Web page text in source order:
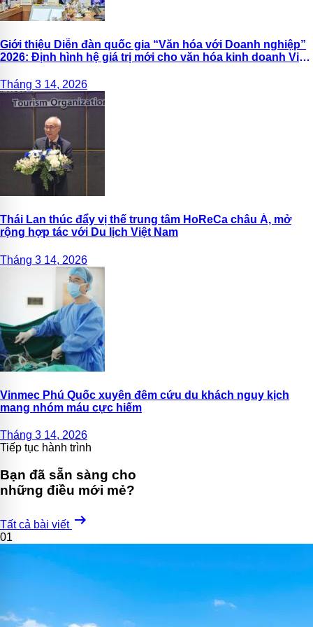
Giới thiệu Diễn đàn quốc gia “Văn hóa với Doanh nghiệp”
2026: Định hình hệ giá trị mới cho văn hóa kinh doanh Việt
Tháng 3 14, 2026
Thái Lan thúc đẩy vị thế trung tâm HoReCa châu Á, mở
rộng hợp tác với Du lịch Việt Nam
Tháng 3 14, 2026
Vinmec Phú Quốc xuyên đêm cứu du khách nguy kịch
mang nhóm máu cực hiếm
Tháng 3 14, 2026
Tiếp tục hành trình
Bạn đã sẵn sàng cho
những điều mới mẻ?
Tất cả bài viết arrow_right_alt
01